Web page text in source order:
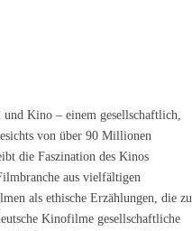
Kino – einem gesellschaftlich,
von über 90 Millionen
die Faszination des Kinos
aus vielfältigen
als ethische Erzählungen, die zu
Kinofilme gesellschaftliche